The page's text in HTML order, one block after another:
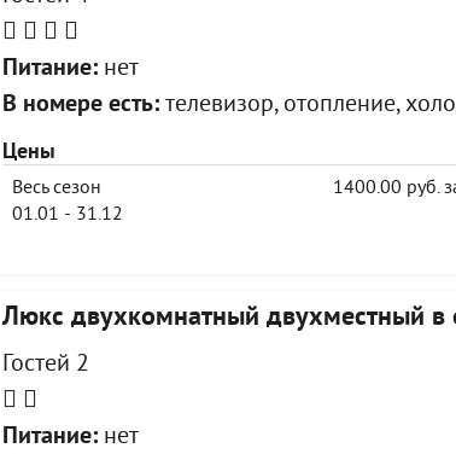
Питание:нет
В номере есть:телевизор, отопление,
Цены
Весь сезон
01.01 - 31.12
1400.00 руб.
Люкс двухкомнатный двухместный в
Гостей 2
Питание:нет